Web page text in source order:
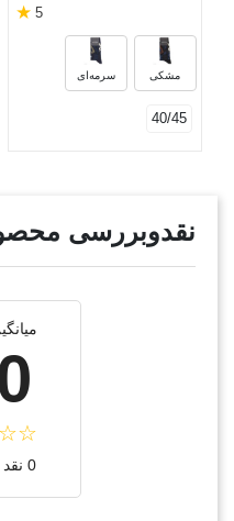
5
★
مشکی سرمه‌ای
40/45
نقدوبررسی
0 نقد و بررسی